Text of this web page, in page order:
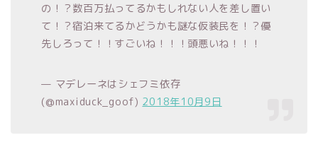
の！？数百万払ってるかもしれない人を差し置い
て！？宿泊来てるかどうかも謎な仮装民を！？優
先しろって！！すごいね！！！頭悪いね！！！
— マデレーネはシェフミ依存
(@maxiduck_goof) 2018年10月9日